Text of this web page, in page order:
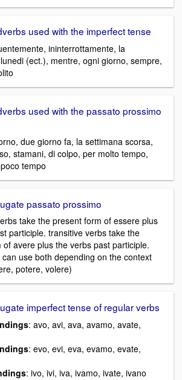
used with the imperfect tense
ininterrottamente, la
(ect.), mentre, ogni giorno, sempre,
used with the passato prossimo
due giorno fa, la settimana scorsa,
stamani, di colpo, per molto tempo,
tempo
passato prossimo
take the present form of essere plus
participle. transitive verbs take the
of avere plus the verbs past participle.
use both depending on the context
potere, volere)
imperfect tense of regular verbs
: avo, avi, ava, avamo, avate,
: evo, evi, eva, evamo, evate,
: ivo, ivi, iva, ivamo, ivate, ivano